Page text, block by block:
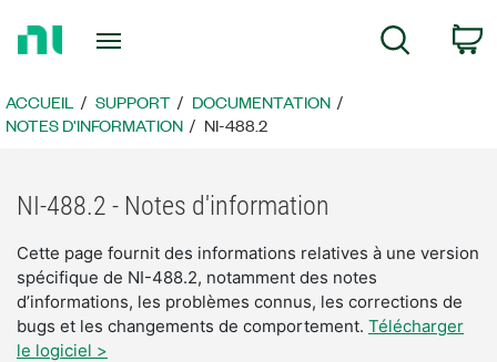
page
d’accueil
ACCUEIL SUPPORT
DOCUMENTATION
NOTES D'INFORMATION
NI-488.2
NI-488.2 - Notes d'information
Cette page fournit des informations relatives à une version
spécifique de NI-488.2, notamment des notes
d’informations, les problèmes connus, les corrections de
bugs et les changements de comportement. Télécharger
le logiciel >